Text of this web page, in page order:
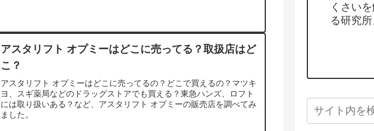
アスタリフト オプミーはどこに売ってる？取扱店はど
こ？
アスタリフト オプミーはどこに売ってるの？どこで買えるの？マツキ
ヨ、スギ薬局などのドラッグストアでも買える？東急ハンズ、ロフト
には取り扱いある？など、アスタリフト オプミーの販売店を調べてみ
ました。
くさい
る研究所